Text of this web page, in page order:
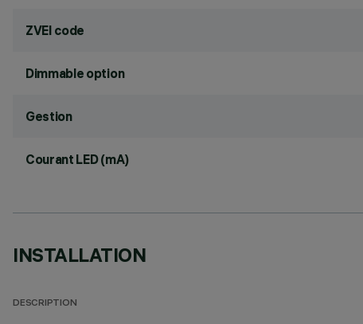
ZVEI code
Dimmable option
Gestion
Courant LED (mA)
INSTALLATION
DESCRIPTION